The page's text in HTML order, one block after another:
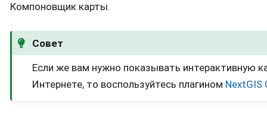
Компоновщик карты.
Совет
Если же вам нужно показывать интерактивную
Интернете, то воспользуйтесь плагином NextGIS